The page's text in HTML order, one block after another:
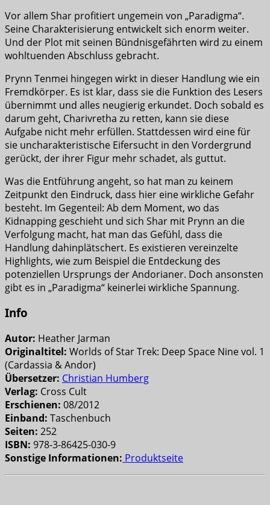
Vor allem Shar profitiert ungemein von „Paradigma“.
Seine Charakterisierung entwickelt sich enorm weiter.
Und der Plot mit seinen Bündnisgefährten wird zu einem
wohltuenden Abschluss gebracht.
Prynn Tenmei hingegen wirkt in dieser Handlung wie ein
Fremdkörper. Es ist klar, dass sie die Funktion des Lesers
übernimmt und alles neugierig erkundet. Doch sobald es
darum geht, Charivretha zu retten, kann sie diese
Aufgabe nicht mehr erfüllen. Stattdessen wird eine für
sie uncharakteristische Eifersucht in den Vordergrund
gerückt, der ihrer Figur mehr schadet, als guttut.
Was die Entführung angeht, so hat man zu keinem
Zeitpunkt den Eindruck, dass hier eine wirkliche Gefahr
besteht. Im Gegenteil: Ab dem Moment, wo das
Kidnapping geschieht und sich Shar mit Prynn an die
Verfolgung macht, hat man das Gefühl, dass die
Handlung dahinplätschert. Es existieren vereinzelte
Highlights, wie zum Beispiel die Entdeckung des
potenziellen Ursprungs der Andorianer. Doch ansonsten
gibt es in „Paradigma“ keinerlei wirkliche Spannung.
Info
Autor: Heather Jarman
Originaltitel: Worlds of Star Trek: Deep Space Nine vol. 1
(Cardassia & Andor)
Übersetzer: Christian Humberg
Verlag: Cross Cult
Erschienen: 08/2012
Einband: Taschenbuch
Seiten: 252
ISBN: 978-3-86425-030-9
Sonstige Informationen: Produktseite